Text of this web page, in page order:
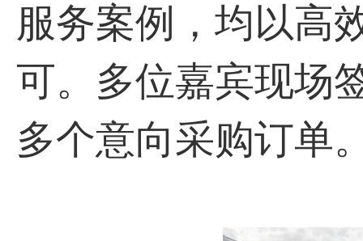
服务案例，均以高
可。多位嘉宾现场
多个意向采购订单